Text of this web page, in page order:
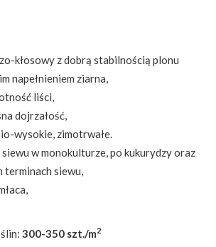
kłosowy z dobrą stabilnością plonu
napełnieniem ziarna,
liści,
dojrzałość,
wysokie, zimotrwałe.
siewu w monokulturze, po kukurydzy oraz
terminach siewu,
300-350 szt./m2